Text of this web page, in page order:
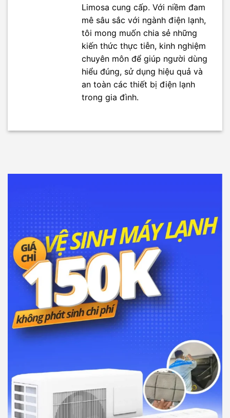
Limosa cung cấp. Với niềm đam
mê sâu sắc với ngành điện lạnh,
tôi mong muốn chia sẻ những
kiến thức thực tiễn, kinh nghiệm
chuyên môn để giúp người dùng
hiểu đúng, sử dụng hiệu quả và
an toàn các thiết bị điện lạnh
trong gia đình.